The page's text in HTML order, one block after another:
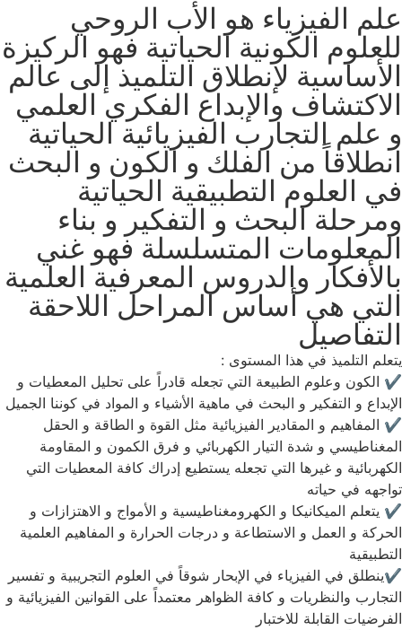
علم الفيزياء هو الأب الروحي
للعلوم الكونية الحياتية فهو الركيزة
الأساسية لإنطلاق التلميذ إلى عالم
الاكتشاف والإبداع الفكري العلمي
و علم التجارب الفيزيائية الحياتية
انطلاقاً من الفلك و الكون و البحث
في العلوم التطبيقية الحياتية
ومرحلة البحث و التفكير و بناء
المعلومات المتسلسلة فهو غني
بالأفكار والدروس المعرفية العلمية
التي هي أساس المراحل اللاحقة
التفاصيل
يتعلم التلميذ في هذا المستوى :
✔️ الكون وعلوم الطبيعة التي تجعله قادراً على تحليل المعطيات و
الإبداع و التفكير و البحث في ماهية الأشياء و المواد في كوننا الجميل
✔️ المفاهيم و المقادير الفيزيائية مثل القوة و الطاقة و الحقل
المغناطيسي و شدة التيار الكهربائي و فرق الكمون و المقاومة
الكهربائية و غيرها التي تجعله يستطيع إدراك كافة المعطيات التي
تواجهه في حياته
✔️ يتعلم الميكانيكا و الكهرومغناطيسية و الأمواج و الاهتزازات و
الحركة و العمل و الاستطاعة و درجات الحرارة و المفاهيم العلمية
التطبيقية
✔️ينطلق في الفيزياء في الإبحار شوقاً في العلوم التجريبية و تفسير
التجارب والنظريات و كافة الظواهر معتمداً على القوانين الفيزيائية و
الفرضيات القابلة للاختبار